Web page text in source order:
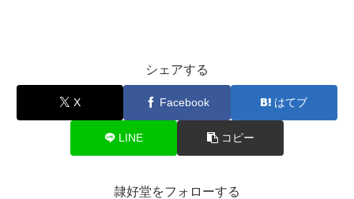
シェアする
X Facebook はてブ
LINE コピー
隷好堂をフォローする